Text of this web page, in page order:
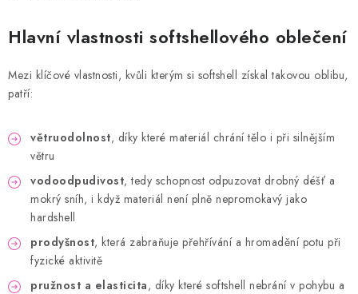
Hlavní vlastnosti softshellového oblečení
Mezi klíčové vlastnosti, kvůli kterým si softshell získal takovou oblibu,
patří:
větruodolnost, díky které materiál chrání tělo i při silnějším
větru
vodoodpudivost, tedy schopnost odpuzovat drobný déšť a
mokrý sníh, i když materiál není plně nepromokavý jako
hardshell
prodyšnost, která zabraňuje přehřívání a hromadění potu při
fyzické aktivitě
pružnost a elasticita, díky které softshell nebrání v pohybu a